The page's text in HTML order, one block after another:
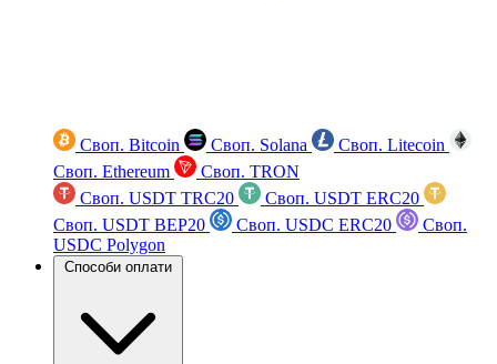
Своп. Bitcoin Своп. Solana
Своп. Litecoin
Своп. Ethereum
Своп. TRON
Своп. USDT TRC20
Своп. USDT ERC20
Своп. USDT BEP20
Своп. USDC ERC20
Своп.
USDC Polygon
Способи оплати